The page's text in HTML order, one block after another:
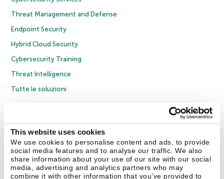
This website uses cookies
We use cookies to personalise content and ads, to provide
social media features and to analyse our traffic. We also
share information about your use of our site with our social
media, advertising and analytics partners who may
combine it with other information that you’ve provided to
Threat Management and Defense
Endpoint Security
Hybrid Cloud Security
Cybersecurity Training
Threat Intelligence
Tutte le soluzioni
Informativa sulla privacy
Cookies
Contatti Chi siamo Partner Blog Centro risorse Comunicati stampa